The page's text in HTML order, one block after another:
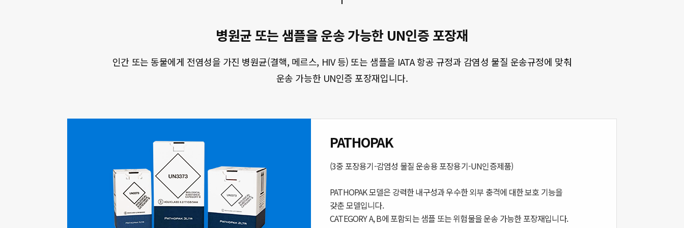
병원균 또는 샘플을 운송 가능한 UN인증 포장재
인간 또는 동물에게 전염성을 가진 병원균(결핵, 메르스, HIV 등) 또는 샘플을 IATA 항공 규정과 감염성 물질 운송규정에 맞춰
운송 가능한 UN인증 포장재입니다.
PATHOPAK
(3중 포장용기-감염성 물질 운송용 포장용기-UN인증제품)
PATHOPAK 모델은 강력한 내구성과 우수한 외부 충격에 대한 보호 기능을
갖춘 모델입니다.
CATEGORY A, B에 포함되는 샘플 또는 위험물을 운송 가능한 포장재입니다.